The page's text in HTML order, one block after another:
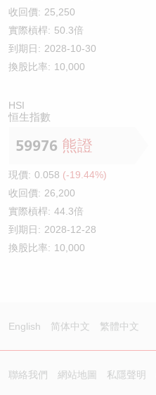
收回價: 25,250
實際槓桿: 50.3倍
到期日: 2028-10-30
換股比率: 10,000
HSI
恒生指數
59976 熊證
現價: 0.058 (-19.44%)
收回價: 26,200
實際槓桿: 44.3倍
到期日: 2028-12-28
換股比率: 10,000
English 简体中文 繁體中文
聯絡我們 網站地圖 私隱聲明